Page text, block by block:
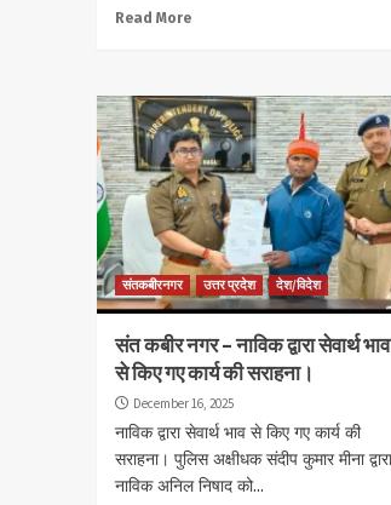
Read More
संतकबीरनगर उत्तर प्रदेश देश/विदेश
संत कबीर नगर – नाविक द्वारा सेवार्थ भाव
से किए गए कार्य की सराहना।
December 16, 2025
नाविक द्वारा सेवार्थ भाव से किए गए कार्य की
सराहना। पुलिस अक्षीधक संदीप कुमार मीना द्वारा
नाविक अनिल निषाद को...